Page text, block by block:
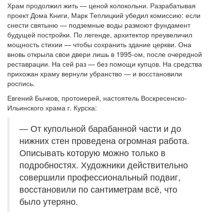
Храм продолжил жить — ценой колокольни. Разрабатывая
проект Дома Книги, Марк Теплицкий убедил комиссию: если
снести святыню — подземные воды размоют фундамент
будущей постройки. По легенде, архитектор преувеличил
мощность стихии — чтобы сохранить здание церкви. Она
вновь открыла свои двери лишь в 1995-ом, после очередной
реставрации. На сей раз — без помощи купцов. На средства
прихожан храму вернули убранство — и восстановили
роспись.
Евгений Бычков, протоиерей, настоятель Воскресенско-
Ильинского храма г. Курска:
— От купольной барабанной части и до
нижних стен проведена огромная работа.
Описывать которую можно только в
подробностях. Художники действительно
совершили профессиональный подвиг,
восстановили по сантиметрам всё, что
было утеряно.